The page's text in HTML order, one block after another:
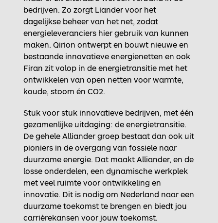
bedrijven. Zo zorgt Liander voor het
dagelijkse beheer van het net, zodat
energieleveranciers hier gebruik van kunnen
maken. Qirion ontwerpt en bouwt nieuwe en
bestaande innovatieve energienetten en ook
Firan zit volop in de energietransitie met het
ontwikkelen van open netten voor warmte,
koude, stoom én CO2.
Stuk voor stuk innovatieve bedrijven, met één
gezamenlijke uitdaging: de energietransitie.
De gehele Alliander groep bestaat dan ook uit
pioniers in de overgang van fossiele naar
duurzame energie. Dat maakt Alliander, en de
losse onderdelen, een dynamische werkplek
met veel ruimte voor ontwikkeling en
innovatie. Dit is nodig om Nederland naar een
duurzame toekomst te brengen en biedt jou
carrièrekansen voor jouw toekomst.